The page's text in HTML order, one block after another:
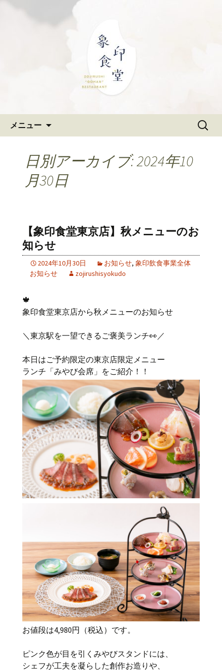
難波・なんばスカイオにある
和食「象印食堂」の公式ブログ
大阪難波の和食「象印食堂」。象印マ
ホービンが、「ごはんレストラン」と
して、美味しいごはんをご提供しま
メニュー
検
日別アーカイブ: 2024年10
月30日
【象印食堂東京店】秋メニューのお
知らせ
2024年10月30日 お知らせ, 象印飲食事業全体
お知らせ
zojirushisyokudo
🍁
象印食堂東京店から秋メニューのお知らせ
＼東京駅を一望できるご褒美ランチ👀／
本日はご予約限定の東京店限定メニュー
ランチ「みやび会席」をご紹介！！
お値段は4,980円（税込）です。
ピンク色が目を引くみやびスタンドには、
シェフが工夫を凝らした創作お造りや、